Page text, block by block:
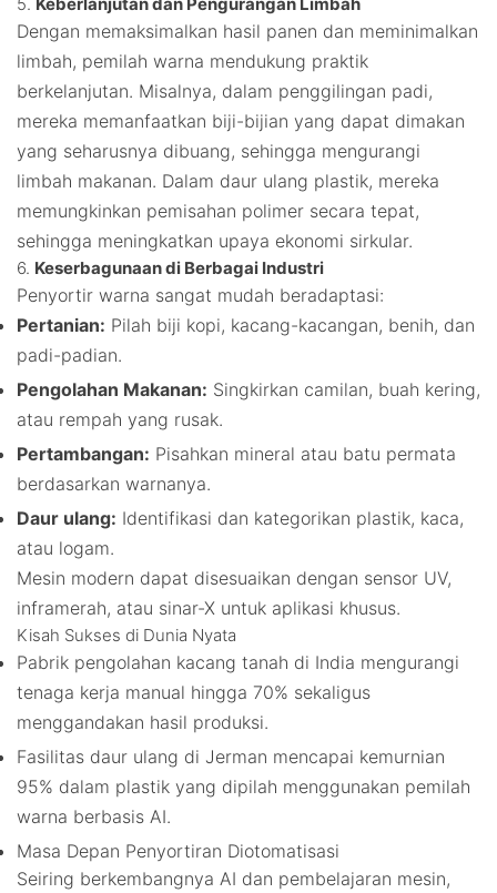
Dengan memaksimalkan hasil panen dan meminimalkan
limbah, pemilah warna mendukung praktik
berkelanjutan. Misalnya, dalam penggilingan padi,
mereka memanfaatkan biji-bijian yang dapat dimakan
yang seharusnya dibuang, sehingga mengurangi
limbah makanan. Dalam daur ulang plastik, mereka
memungkinkan pemisahan polimer secara tepat,
sehingga meningkatkan upaya ekonomi sirkular.
6. Keserbagunaan di Berbagai Industri
Penyortir warna sangat mudah beradaptasi:
Pertanian: Pilah biji kopi, kacang-kacangan, benih, dan
padi-padian.
Pengolahan Makanan: Singkirkan camilan, buah kering,
atau rempah yang rusak.
Pertambangan: Pisahkan mineral atau batu permata
berdasarkan warnanya.
Daur ulang: Identifikasi dan kategorikan plastik, kaca,
atau logam.
Mesin modern dapat disesuaikan dengan sensor UV,
inframerah, atau sinar-X untuk aplikasi khusus.
Kisah Sukses di Dunia Nyata
Pabrik pengolahan kacang tanah di India mengurangi
tenaga kerja manual hingga 70% sekaligus
menggandakan hasil produksi.
Fasilitas daur ulang di Jerman mencapai kemurnian
95% dalam plastik yang dipilah menggunakan pemilah
warna berbasis AI.
Masa Depan Penyortiran Diotomatisasi
Seiring berkembangnya AI dan pembelajaran mesin,